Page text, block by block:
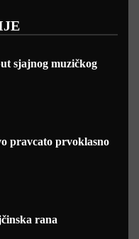
sjajnog muzičkog
pravcato prvoklasno
rana